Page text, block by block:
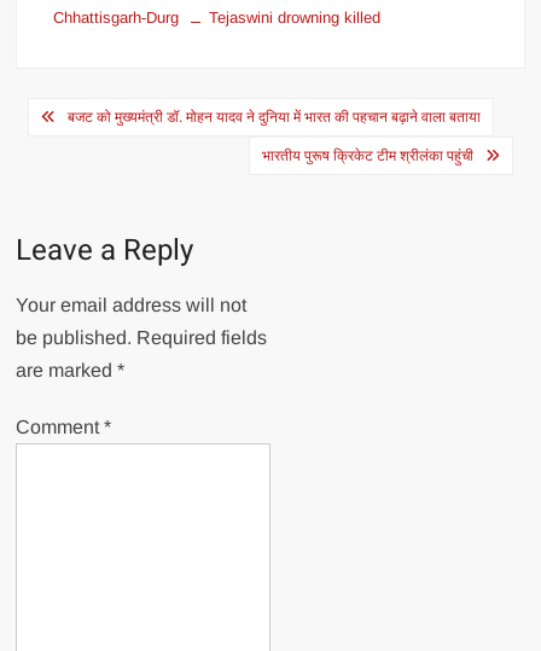
Chhattisgarh-Durg Tejaswini drowning killed
Postबजट को मुख्यमंत्री डॉ. मोहन यादव ने दुनिया में भारत की पहचान बढ़ाने वाला बताया
भारतीय पुरूष क्रिकेट टीम श्रीलंका पहुंची
Leave a Reply
Your email address will not
be published. Required fields
are marked*
Comment*